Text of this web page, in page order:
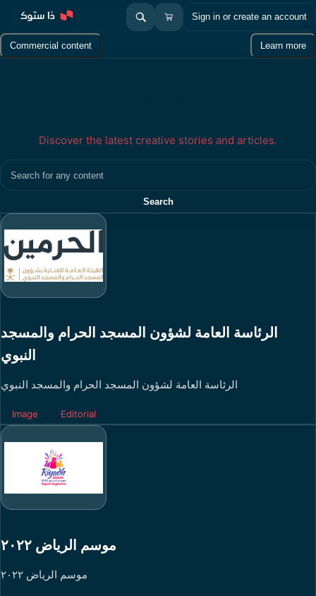
Sign in or create an account
Commercial content Learn more
Discover the latest creative stories and articles.
Search
الرئاسة العامة لشؤون المسجد الحرام والمسجد
النبوي
الرئاسة العامة لشؤون المسجد الحرام والمسجد النبوي
Image Editorial
موسم الرياض ٢٠٢٢
موسم الرياض ٢٠٢٢